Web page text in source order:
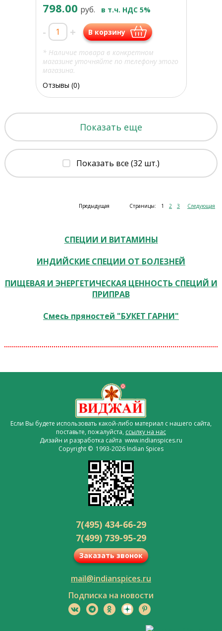
798.00 руб. в т.ч. НДС 5%
- + В корзину
* Наличие товара в конкретном
магазине уточняйте по телефону этого
магазина.
Отзывы (0)
Показать еще
Показать все (32 шт.)
Предыдущая Страницы: 1 2 3 Следующая
СПЕЦИИ И ВИТАМИНЫ
ИНДИЙСКИЕ СПЕЦИИ ОТ БОЛЕЗНЕЙ
ПИЩЕВАЯ И ЭНЕРГЕТИЧЕСКАЯ ЦЕННОСТЬ СПЕЦИЙ И
ПРИПРАВ
Смесь пряностей "БУКЕТ ГАРНИ"
Если Вы будете использовать какой-либо материал с нашего сайта,
поставьте, пожалуйста, ссылку на нас
Дизайн и разработка сайта www.indianspices.ru
Copyright © 1993-2026 Indian Spices
7(495) 434-66-29
7(499) 739-95-29
Заказать звонок
mail@indianspices.ru
Подписка на новости